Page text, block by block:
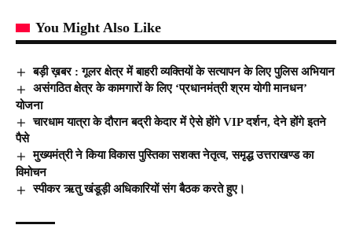
You Might Also Like
बड़ी ख़बर : गूलर क्षेत्र में बाहरी व्यक्तियों के सत्यापन के लिए पुलिस अभियान
असंगठित क्षेत्र के कामगारों के लिए ‘प्रधानमंत्री श्रम योगी मानधन’
योजना
चारधाम यात्रा के दौरान बद्री केदार में ऐसे होंगे VIP दर्शन, देने होंगे इतने
पैसे
मुख्यमंत्री ने किया विकास पुस्तिका सशक्त नेतृत्व, समृद्ध उत्तराखण्ड का
विमोचन
स्पीकर ऋतु खंडूड़ी अधिकारियों संग बैठक करते हुए।